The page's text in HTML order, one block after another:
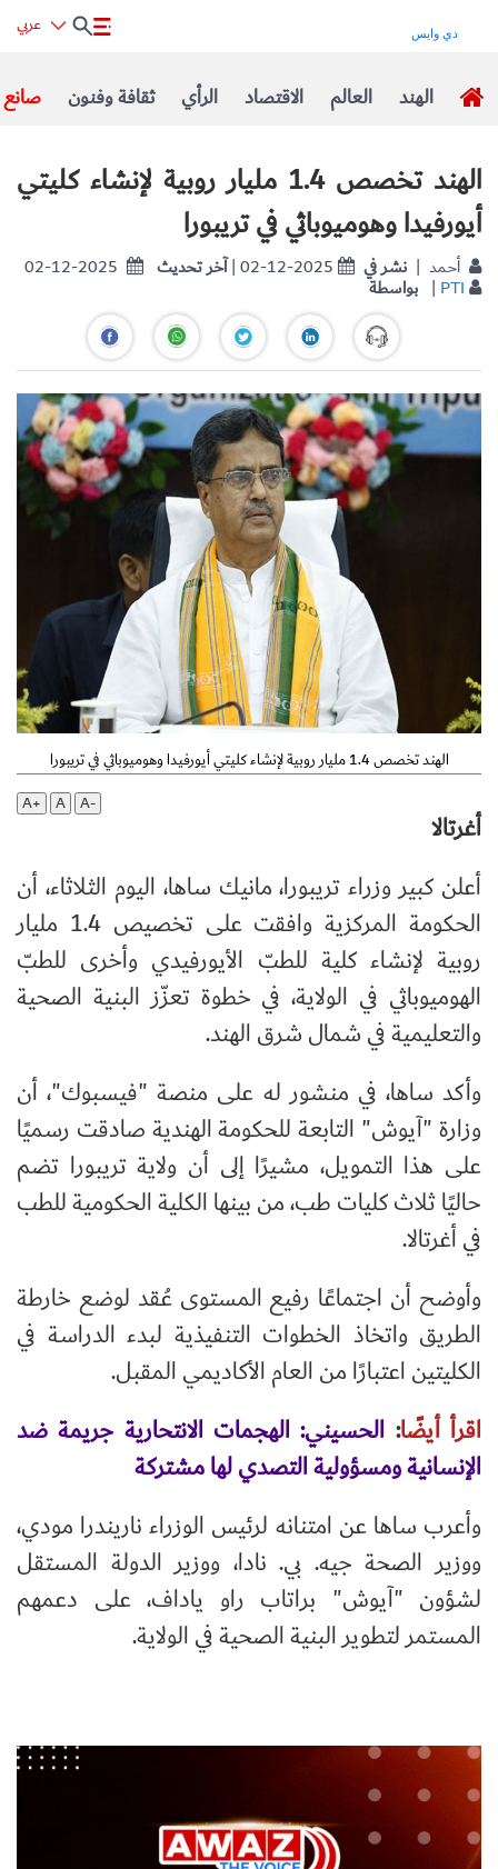
صانع ثقافة وفنون الرأي الاقتصاد العالم الهند
الهند تخصص 1.4 مليار روبية لإنشاء كليتي
أيورفيدا وهوميوباثي في تريبورا
02-12-2025 آخر تحديث| 02-12-2025 نشر في
بواسطة | PTI
الهند تخصص 1.4 مليار روبية لإنشاء كليتي أيورفيدا وهوميوباثي في تريبورا
A+
A A-
أغرتالا
أعلن كبير وزراء تريبورا، مانيك ساها، اليوم الثلاثاء، أن
الحكومة المركزية وافقت على تخصيص 1.4 مليار
روبية لإنشاء كلية للطبّ الأيورفيدي وأخرى للطبّ
الهوميوباثي في الولاية، في خطوة تعزّز البنية الصحية
والتعليمية في شمال شرق الهند.
وأكد ساها، في منشور له على منصة "فيسبوك"، أن
وزارة "آيوش" التابعة للحكومة الهندية صادقت رسميًا
على هذا التمويل، مشيرًا إلى أن ولاية تريبورا تضم
حاليًا ثلاث كليات طب، من بينها الكلية الحكومية للطب
في أغرتالا.
وأوضح أن اجتماعًا رفيع المستوى عُقد لوضع خارطة
الطريق واتخاذ الخطوات التنفيذية لبدء الدراسة في
الكليتين اعتبارًا من العام الأكاديمي المقبل.
اقرأ أيضًا: الحسيني: الهجمات الانتحارية جريمة ضد
الإنسانية ومسؤولية التصدي لها مشتركة
وأعرب ساها عن امتنانه لرئيس الوزراء ناريندرا مودي،
ووزير الصحة جيه. بي. نادا، ووزير الدولة المستقل
لشؤون "آيوش" براتاب راو ياداف، على دعمهم
المستمر لتطوير البنية الصحية في الولاية.